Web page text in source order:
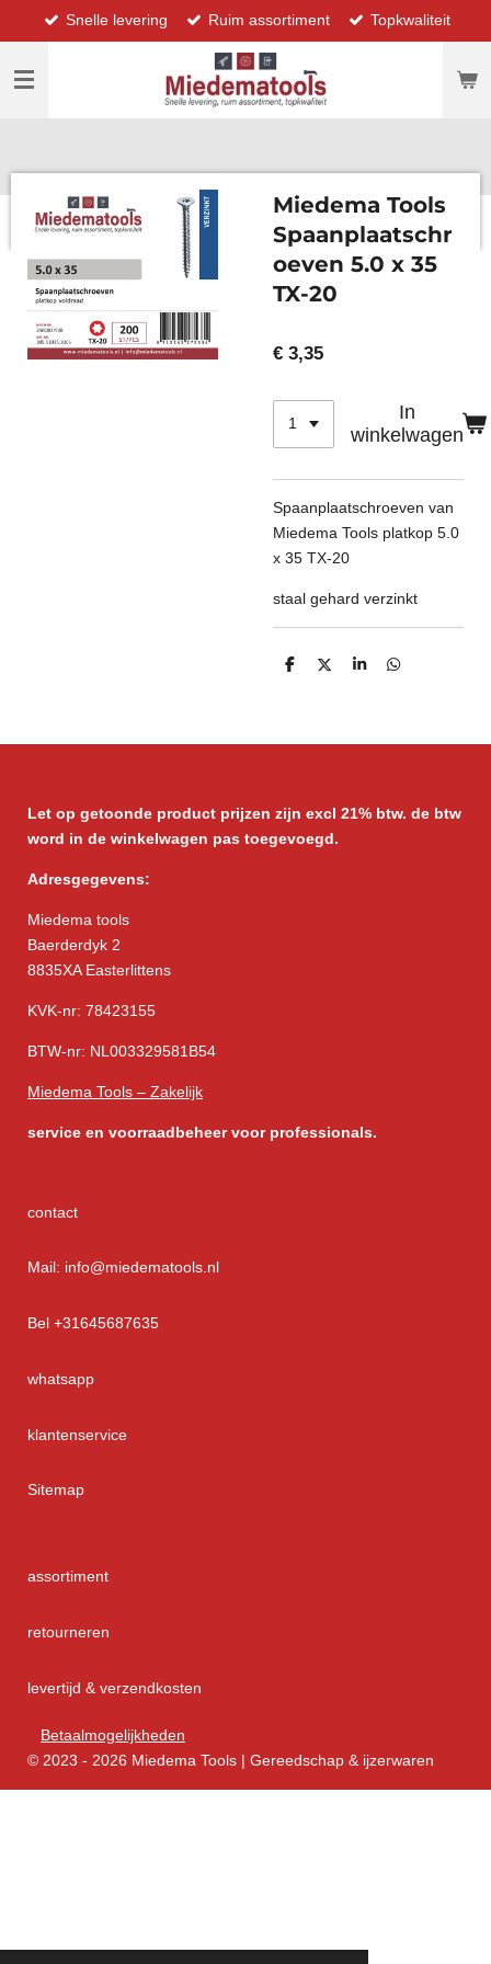
direct
naar
hoofdinhoud
Snelle levering Ruim assortiment Topkwaliteit
Miedema Tools
Spaanplaatschr
oeven 5.0 x 35
TX-20
€ 3,35
In
winkelwagen
Spaanplaatschroeven van
Miedema Tools platkop 5.0
x 35 TX-20
staal gehard verzinkt
D
D
S
D
Let op getoonde product prijzen zijn excl 21% btw. de btw
word in de winkelwagen pas toegevoegd.
Adresgegevens:
Miedema tools
Baerderdyk 2
8835XA Easterlittens
KVK-nr: 78423155
BTW-nr: NL003329581B54
Miedema Tools – Zakelijk
service en voorraadbeheer voor professionals.
contact
Mail: info@miedematools.nl
Bel +31645687635
whatsapp
klantenservice
Sitemap
assortiment
retourneren
levertijd & verzendkosten
Betaalmogelijkheden
© 2023 - 2026 Miedema Tools | Gereedschap & ijzerwaren